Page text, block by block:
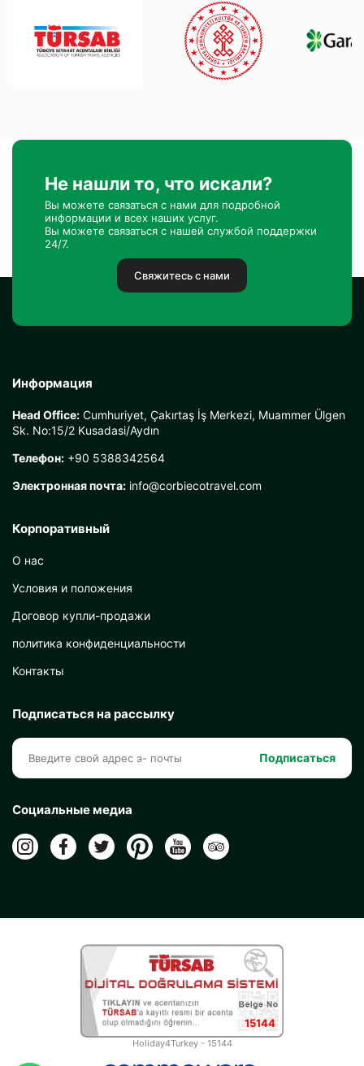
Не нашли то, что искали?
Вы можете связаться с нами для подробной
информации и всех наших услуг.
Вы можете связаться с нашей службой поддержки
24/7.
Свяжитесь с нами
Информация
Head Office: Cumhuriyet, Çakırtaş İş Merkezi, Muammer Ülgen
Sk. No:15/2 Kusadasi/Aydın
Телефон: +90 5388342564
Электронная почта: info@corbiecotravel.com
Корпоративный
О нас
Условия и положения
Договор купли-продажи
политика конфиденциальности
Контакты
Подписаться на рассылку
Подписаться
Социальные медиа
15144
Holiday4Turkey - 15144